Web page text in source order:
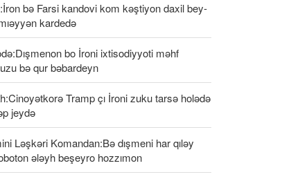
bə Farsi kandovi kom kəştiyon daxil bey-
kardedə
bo İroni ixtisodiyyoti məhf
bə qur bəbardeyn
Tramp çı İroni zuku tarsə holədə
jeydə
Ləşkəri Komandan:Bə dışmeni har qıləy
ələyh beşeyro hozzımon